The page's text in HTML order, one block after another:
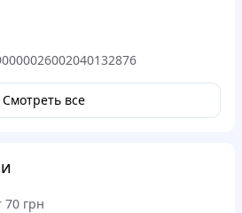
Смотреть все
70 грн